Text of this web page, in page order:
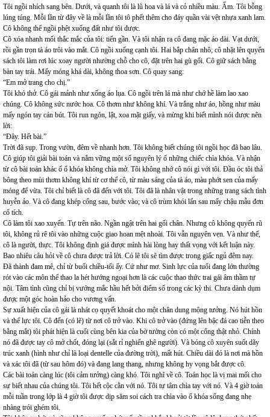
Tôi ngồi nhích sang bên. Dưới, và quanh tôi là lũ hoa và lá và cỏ nhiều màu. Ẩm. Tôi bỗng
lúng túng. Mỗi lần từ đây về là mỗi lần tôi tô phết thêm cho đáy quần vài vệt nhựa xanh lam.
Cô không thể ngồi phệt xuống đất như tôi được.
Cô xóa nhanh mối thắc mắc của tôi: tiến gần. Và tôi nhận ra cô đang mặc áo dài. Vạt dưới,
rồi gần trọn tà áo trôi vào mắt. Cô ngồi xuống cạnh tôi. Hai bắp chân nhô; cô nhặt lên quyển
sách tôi làm rơi lúc xoay người nhường chỗ cho cô, đặt trên hai gù gối. Cô giữ sách bằng
bàn tay trái. Mấy móng khá dài, không thoa sơn. Cô quay sang:
“Em mở trang cho chị.”
Tôi khó thở. Cô gái mảnh như xống áo lụa. Cô ngồi trên lá mà như chớ hề làm lao xao
chúng. Cô không sức nước hoa. Cô thơm như không khí. Và trắng như áo, hồng như màu
mấy ngón tay cán bút. Tôi run ngón, lật, xoa mặt giấy, và mừng khi biết mình nói được nên
lời:
“Đây. Hết bài.”
Trời đã sụp. Trong vườn, đêm về nhanh hơn. Tôi không biết chúng tôi ngồi học đã bao lâu.
Cô giúp tôi giải bài toán và nắm vững một số nguyên lý ố những chiếc chìa khóa. Và nhận
từ cô bài toán khác ố ổ khóa không chìa mở. Tôi không nhớ cô nói gì với tôi. Đầu óc tôi thả
bông theo mùi thơm không khí từ cơ thể cô, từ màu sáng của tà áo, màu phớt sen của mấy
móng để vừa. Tôi chỉ biết là cô đã đến với tôi. Tôi đã là nhân vật trong những trang sách tình
huyễn ảo. Và cô đang khép cổng sau, bước vào; và cô trùm khói lẩn sau mấy chậu mẫu đơn
cổ tích.
Cô làm tôi xao xuyến. Tự trên não. Ngần ngật trên hai gối chân. Nhưng cô không quyến rũ
tôi, không rủ rê tôi vào những cuộc giao hoan mệt nhoài. Tôi vẫn nguyên vẹn. Và như thế,
cô là người, thực. Tôi không định giá được mình hài lòng hay thất vọng với kết luận này.
Bao nhiêu câu hỏi về cô chưa được trả lời. Có lẽ tôi sẽ tìm được trong giấc ngủ đêm nay.
Đã thành đam mê, chỉ từ buổi chiều-tối ấy. Cứ như mơ. Sinh lực của tuổi đang lớn thường
rót vào các môn thể thao la hét hướng ngoại hơn là các cuộc thao thức trai gái âm thầm tự
nội. Tâm tình cũng chỉ bị vướng mắc hầu hết bởi điểm số trong các kỳ thi. Chưa dành dụm
được một góc hoàn hảo cho vương vấn.
Sự xuất hiện của cô gái là nhát cọ quyết khoát cho một chân dung mộng tưởng. Nó hút hồn
và thể lực tôi. Cô đến (có lẽ) từ nơi cô trở vào. Khi cô trở vào (đứng lên bậc đá cao tiễn theo
bằng mắt) tôi phát hiện là cuối cùng bên kia của bờ tường còn có một cổng thật nhỏ. Chính
nó đã được tay cô mở chốt, đóng lại (sắt rỉ nghiến ghê người). Và bóng cô xuyên suốt dãy
trúc xanh (hình như chỉ là loại dentelle của đường trời), mất hút. Chiều dài đó là nơi mà hồn
và xác tôi đã (từ sau hôm đó) và đang lang thang, nhưng không hy vọng bắt được cô.
Các bài toán càng lúc (tôi cảm tưởng) càng khó. Tôi nghĩ về cô. Toán học là vị mai mối cho
sự biết nhau của chúng tôi. Tôi hết cộc cằn với nó. Tôi tự tâm chìa tay với nó. Và 4 giờ toán
mỗi tuần trong lớp là 4 giờ tôi được dịp săm soi cách tra chìa vào ổ khóa sống đang nhẹ
nhàng trói ghém tôi.